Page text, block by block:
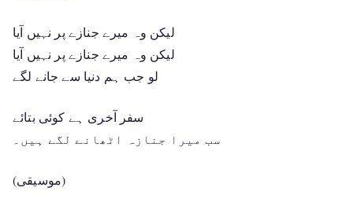
لیکن وہ میرے جنازے پر نہیں آیا
لیکن وہ میرے جنازے پر نہیں آیا
لو جب ہم دنیا سے جانے لگے
سفر آخری ہے کوئی بتائے
سب میرا جنازہ اٹھانے لگے ہیں۔
(موسیقی)